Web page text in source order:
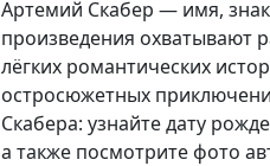
Артемий Скабер — имя,
произведения охватывают
лёгких романтических
остросюжетных
Скабера: узнайте дату
а также посмотрите фото